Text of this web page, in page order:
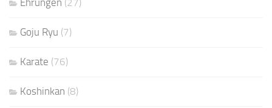
Ehrungen (27)
Goju Ryu (7)
Karate (76)
Koshinkan (8)